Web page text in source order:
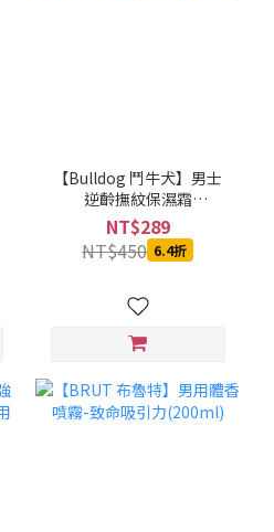
【Bulldog 鬥牛犬】男士
逆齡撫紋保濕霜
(100ml/3.3oz)
NT$289
NT$450 6.4折